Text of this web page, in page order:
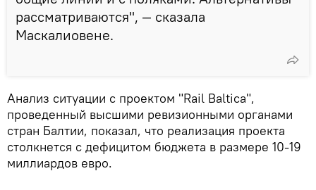
рассматриваются", — сказала
Маскалиовене.
Анализ ситуации с проектом "Rail Baltica",
проведенный высшими ревизионными органами
стран Балтии, показал, что реализация проекта
столкнется с дефицитом бюджета в размере 10-19
миллиардов евро.